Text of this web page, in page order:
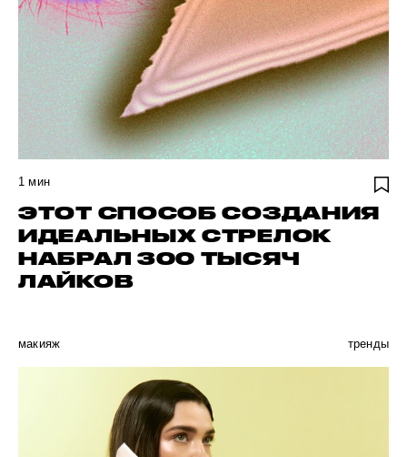
1 мин
ЭТОТ СПОСОБ СОЗДАНИЯ
ИДЕАЛЬНЫХ СТРЕЛОК
НАБРАЛ 300 ТЫСЯЧ
ЛАЙКОВ
макияж тренды